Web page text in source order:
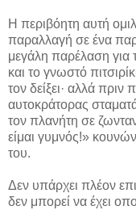
Η περιβόητη αυτή
παραλλαγή σε ένα
μεγάλη παρέλαση για
και το γνωστό
τον δείξει· αλλά πριν
αυτοκράτορας
τον πλανήτη σε
είμαι γυμνός!»
του.
Δεν υπάρχει πλέον
δεν μπορεί να έχει